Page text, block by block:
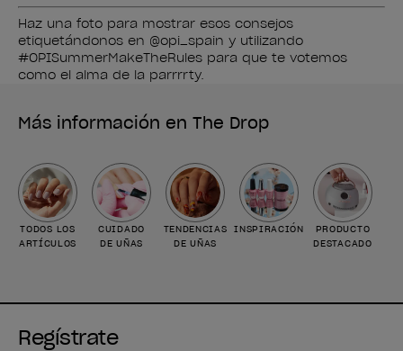
Haz una foto para mostrar esos consejos
etiquetándonos en @opi_spain y utilizando
#OPISummerMakeTheRules para que te votemos
como el alma de la parrrrty.
Más información en The Drop
TODOS LOS
ARTÍCULOS
CUIDADO
DE UÑAS
TENDENCIAS
DE UÑAS
INSPIRACIÓN
PRODUCTO
DESTACADO
Regístrate